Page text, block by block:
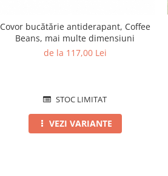
Covor bucătărie antiderapant, Coffee
Beans, mai multe dimensiuni
de la 117,00 Lei
STOC LIMITAT
VEZI VARIANTE